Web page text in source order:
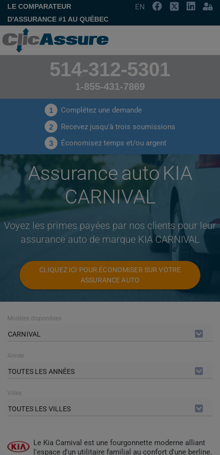
LE COMPARATEUR
D'ASSURANCE #1 AU QUÉBEC
EN
514-312-5301
1-855-431-7869
1 Complétez une demande
2 Recevez jusqu'à trois soumissions
3 Économisez temps et/ou argent
Assurance auto KIA
CARNIVAL
Voyez les primes payées par nos clients pour leur
assurance auto de marque KIA CARNIVAL
CLIQUEZ ICI POUR ÉCONOMISER SUR VOTRE
ASSURANCE AUTO
Modèles disponibles
CARNIVAL
Année
TOUTES LES ANNÉES
Villes
TOUTES LES VILLES
Le Kia Carnival est une fourgonnette moderne alliant
l'espace d'un utilitaire familial au confort d'une berline.